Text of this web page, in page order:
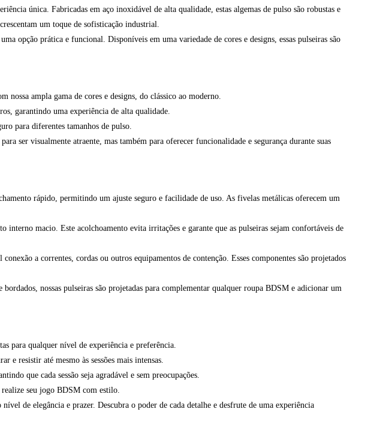
única. Fabricadas em aço inoxidável de alta qualidade, estas algemas de pulso são robustas e
um toque de sofisticação industrial.
opção prática e funcional. Disponíveis em uma variedade de cores e designs, essas pulseiras são
nossa ampla gama de cores e designs, do clássico ao moderno.
garantindo uma experiência de alta qualidade.
para diferentes tamanhos de pulso.
ser visualmente atraente, mas também para oferecer funcionalidade e segurança durante suas
rápido, permitindo um ajuste seguro e facilidade de uso. As fivelas metálicas oferecem um
interno macio. Este acolchoamento evita irritações e garante que as pulseiras sejam confortáveis de
a correntes, cordas ou outros equipamentos de contenção. Esses componentes são projetados
nossas pulseiras são projetadas para complementar qualquer roupa BDSM e adicionar um
para qualquer nível de experiência e preferência.
e resistir até mesmo às sessões mais intensas.
que cada sessão seja agradável e sem preocupações.
realize seu jogo BDSM com estilo.
de elegância e prazer. Descubra o poder de cada detalhe e desfrute de uma experiência